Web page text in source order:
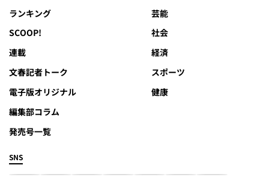
ランキング
SCOOP!
連載
文春記者トーク
電子版オリジナル
編集部コラム
発売号一覧
芸能
社会
経済
スポーツ
健康
SNS